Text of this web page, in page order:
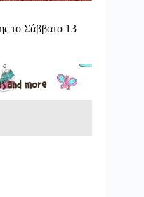
το Σάββατο 13